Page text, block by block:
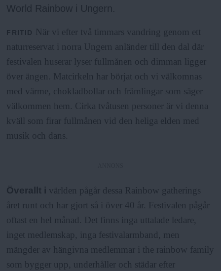
World Rainbow i Ungern.
FRITID
När vi efter två timmars vandring genom ett
naturreservat i norra Ungern anländer till den dal där
festivalen huserar lyser fullmånen och dimman ligger
över ängen. Matcirkeln har börjat och vi välkomnas
med värme, chokladbollar och främlingar som säger
välkommen hem. Cirka tvåtusen personer är vi denna
kväll som firar fullmånen vid den heliga elden med
musik och dans.
Överallt i världen pågår dessa Rainbow gatherings
året runt och har gjort så i över 40 år. Festivalen pågår
oftast en hel månad. Det finns inga uttalade ledare,
inget medlemskap, inga festivalarmband, men
mängder av hängivna medlemmar i the rainbow family
som bygger upp, underhåller och städar efter